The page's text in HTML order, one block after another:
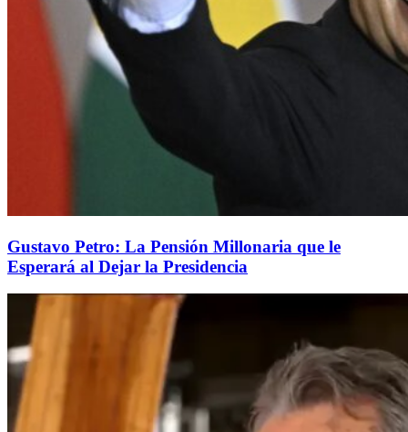
Gustavo Petro: La Pensión Millonaria que le
Esperará al Dejar la Presidencia